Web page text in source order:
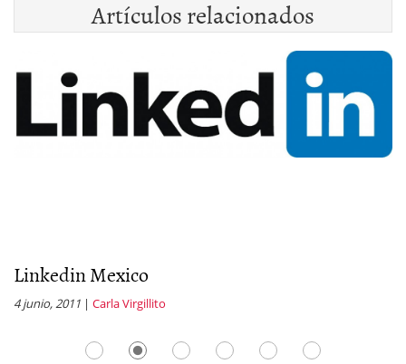
Artículos relacionados
Linkedin Mexico
4 junio, 2011 | Carla Virgillito